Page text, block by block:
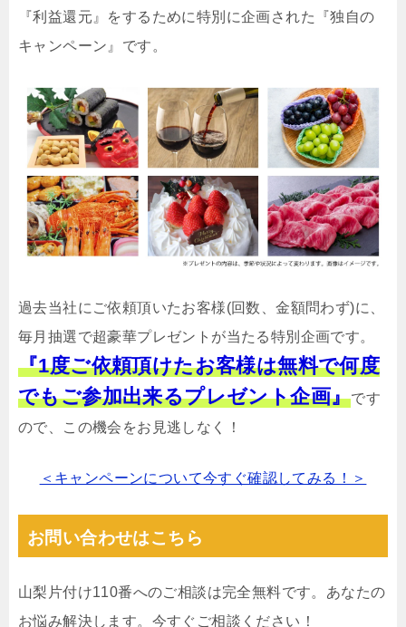
『利益還元』をするために特別に企画された『独自の
キャンペーン』です。
過去当社にご依頼頂いたお客様(回数、金額問わず)に、
毎月抽選で超豪華プレゼントが当たる特別企画です。
『1度ご依頼頂けたお客様は無料で何度
でもご参加出来るプレゼント企画』です
ので、この機会をお見逃しなく！
＜キャンペーンについて今すぐ確認してみる！＞
お問い合わせはこちら
山梨片付け110番へのご相談は完全無料です。あなたの
お悩み解決します。今すぐご相談ください！